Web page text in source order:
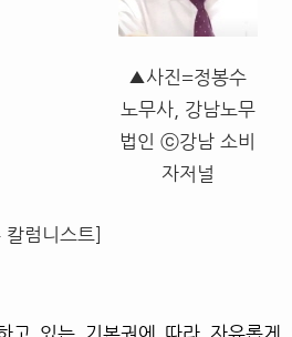
▲사진=정봉수
노무사, 강남노무
법인 ⓒ강남 소비
자저널
럼니스트]
고 있는 기본권에 따라 자유롭